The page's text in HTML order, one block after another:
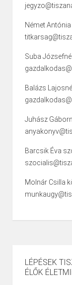
Német
Suba
Balázs
Juhász
Barcsik Éva
Molnár Csilla
LÉPÉSEK
ÉLŐK